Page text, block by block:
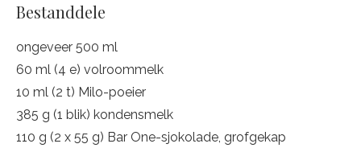
Bestanddele
ongeveer 500 ml
60 ml (4 e) volroommelk
10 ml (2 t) Milo-poeier
385 g (1 blik) kondensmelk
110 g (2 x 55 g) Bar One-sjokolade, grofgekap